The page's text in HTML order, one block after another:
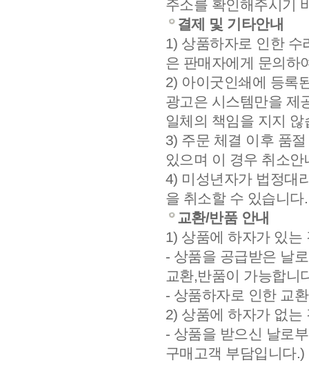
주소를 확인해주시기
결제 및 기타안내
1) 상품하자로 인한 수
은 판매자에게 문의하
2) 아이굿인쇄에 등록
광고은 시스템만을 제
일체의 책임을 지지 않
3) 주문 체결 이후 품
있으며 이 경우 취소
4) 미성년자가 법정대
을 취소할 수 있습니다.
교환/반품 안내
1) 상품에 하자가 있는
- 상품을 공급받은 날
교환,반품이 가능합니
- 상품하자로 인한 교
2) 상품에 하자가 없는
- 상품을 받으신 날로
구매고객 부담입니다.)